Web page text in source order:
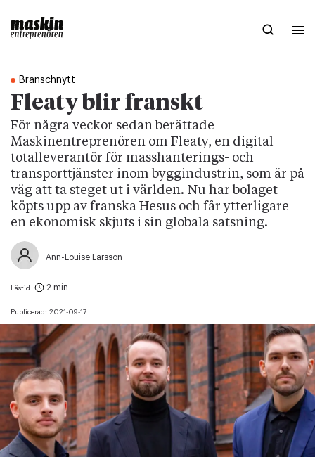
Branschnytt
Fleaty blir franskt
För några veckor sedan berättade
Maskinentreprenören om Fleaty, en digital
totalleverantör för masshanterings- och
transporttjänster inom byggindustrin, som är på
väg att ta steget ut i världen. Nu har bolaget
köpts upp av franska Hesus och får ytterligare
en ekonomisk skjuts i sin globala satsning.
Ann-Louise Larsson
Publicerad: 2021-09-17
Lästid: 2 min